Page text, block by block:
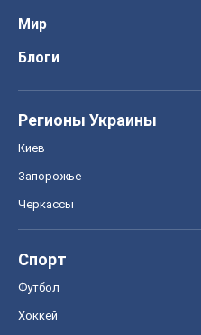
Мир
Блоги
Регионы Украины
Киев
Запорожье
Черкассы
Спорт
Футбол
Хоккей